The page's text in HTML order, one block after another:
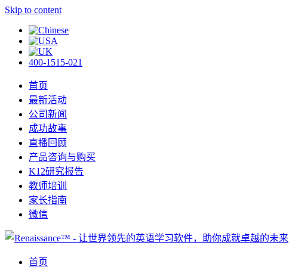
Skip to content
400-1515-021
首页
最新活动
公司新闻
成功故事
直播回顾
产品咨询与购买
K12研究报告
教师培训
家长指南
微信
首页